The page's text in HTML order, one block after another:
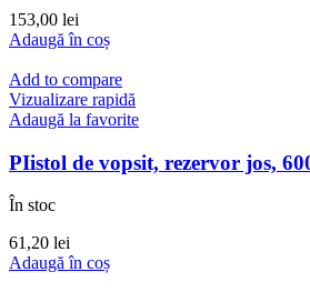
153,00 lei
Adaugă în coș
Add to compare
Vizualizare rapidă
Adaugă la favorite
PIistol de vopsit, rezervor jos,
În stoc
61,20 lei
Adaugă în coș